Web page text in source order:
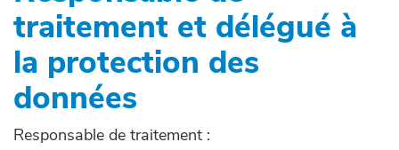
traitement et délégué à
la protection des
données
Responsable de traitement :